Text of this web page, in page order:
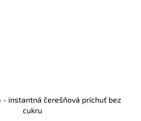
- instantná čerešňová príchuť bez
cukru